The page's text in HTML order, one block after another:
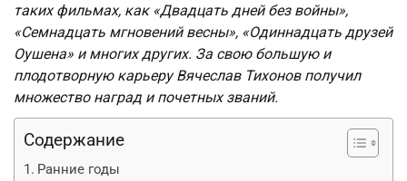
таких фильмах, как «Двадцать дней без войны»,
«Семнадцать мгновений весны», «Одиннадцать друзей
Оушена» и многих других. За свою большую и
плодотворную карьеру Вячеслав Тихонов получил
множество наград и почетных званий.
Содержание
Ранние годы